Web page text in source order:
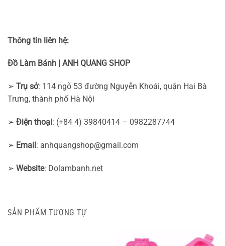
Thông tin liên hệ:
Đồ Làm Bánh | ANH QUANG SHOP
➢ Trụ sở: 114 ngõ 53 đường Nguyễn Khoái, quận Hai Bà
Trưng, thành phố Hà Nội
➢ Điện thoại: (+84 4) 39840414 – 0982287744
➢ Email: anhquangshop@gmail.com
➢ Website: Dolambanh.net
SẢN PHẨM TƯƠNG TỰ